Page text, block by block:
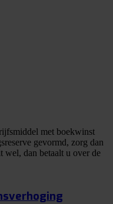
met boekwinst
gevormd, zorg dan
wel, dan betaalt u over de